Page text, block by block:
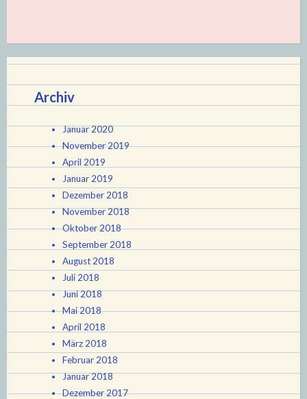
Archiv
Januar 2020
November 2019
April 2019
Januar 2019
Dezember 2018
November 2018
Oktober 2018
September 2018
August 2018
Juli 2018
Juni 2018
Mai 2018
April 2018
März 2018
Februar 2018
Januar 2018
Dezember 2017